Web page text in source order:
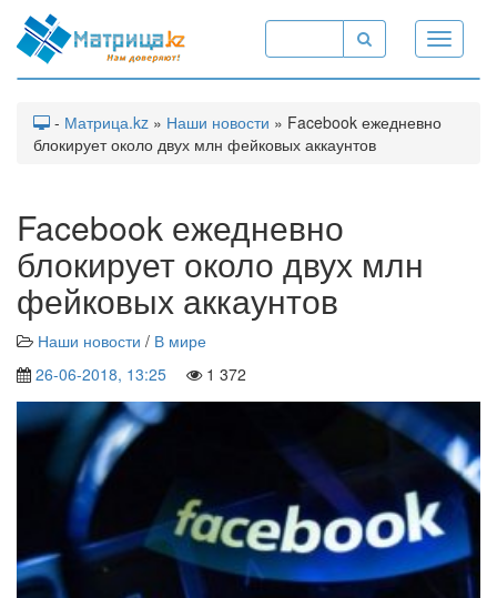
Toggle
- Матрица.kz » Наши новости » Facebook ежедневно
блокирует около двух млн фейковых аккаунтов
Facebook ежедневно
блокирует около двух млн
фейковых аккаунтов
Наши новости / В мире
26-06-2018, 13:25
1 372